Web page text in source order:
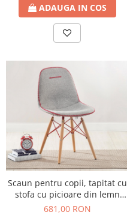
ADAUGA IN COS
Scaun pentru copii, tapitat cu
stofa cu picioare din lemn
Quatro Chair Grey
681,00 RON